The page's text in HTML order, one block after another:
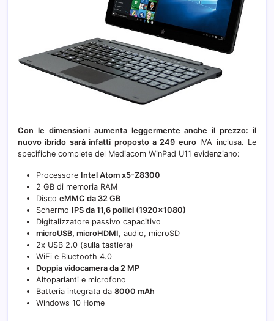
Con le dimensioni aumenta leggermente anche il prezzo: il
nuovo ibrido sarà infatti proposto a 249 euroIVA inclusa. Le
specifiche complete del Mediacom WinPad U11 evidenziano:
Processore Intel Atom x5-Z8300
2 GB di memoria RAM
Disco eMMC da 32 GB
Schermo IPS da 11,6 pollici (1920×1080)
Digitalizzatore passivo capacitivo
microUSB, microHDMI, audio, microSD
2x USB 2.0 (sulla tastiera)
WiFi e Bluetooth 4.0
Doppia vidocamera da 2 MP
Altoparlanti e microfono
Batteria integrata da 8000 mAh
Windows 10 Home